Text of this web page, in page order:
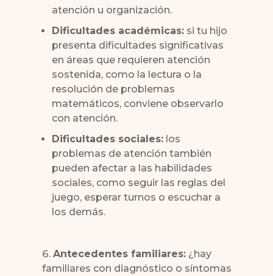
atención u organización.
Dificultades académicas: si tu hijo
presenta dificultades significativas
en áreas que requieren atención
sostenida, como la lectura o la
resolución de problemas
matemáticos, conviene observarlo
con atención.
Dificultades sociales: los
problemas de atención también
pueden afectar a las habilidades
sociales, como seguir las reglas del
juego, esperar turnos o escuchar a
los demás.
Antecedentes familiares: ¿hay
familiares con diagnóstico o síntomas